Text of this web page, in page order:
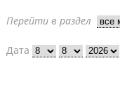
Перейти в раздел
Дата